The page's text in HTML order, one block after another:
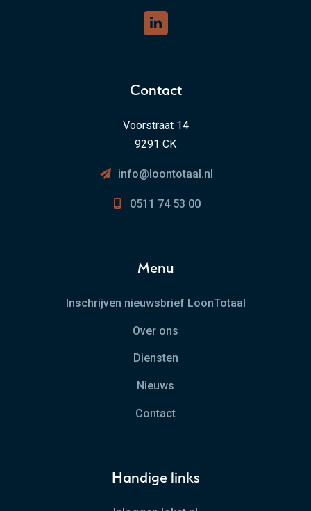
Contact
Voorstraat 14
9291 CK
info@loontotaal.nl
0511 74 53 00
Menu
Inschrijven nieuwsbrief LoonTotaal
Over ons
Diensten
Nieuws
Contact
Handige links